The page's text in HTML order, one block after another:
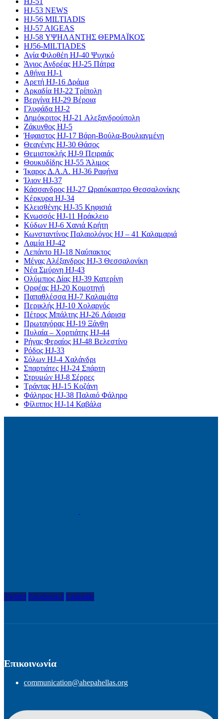
HJ-53 NEWS
HJ-56 MILTIADIS
HJ-57 AIGEAS
HJ-58 ΥΨΗΛΑΝΤΗΣ ΘΕΡΜΑΪΚΟΣ
HJ56-MILTIADES
Αγία Φιλοθέη HJ-40 Ψυχικό
Άγιος Ανδρέας HJ-25 Πάτρα
Αθήνα HJ-1
Αρετή HJ-16 Δράμα
Αρκαδία HJ-22 Τρίπολη
Βεργίνα HJ-29 Βέροια
Γλυφάδα HJ-2
Δημόκριτος HJ-21 Αλεξανδρούπολη
Ζάκυνθος HJ-5
Ήφαιστος HJ-17 Βάρη-Βούλα-Βουλιαγμένη
Θεαγένης HJ-30 Θάσος
Θεμιστοκλής HJ-9 Πειραιάς
Θουκυδίδης HJ-55 Άλιμος
Ίκαρος Δ.Α.Α. HJ-36 Ραφήνα
Ίλιον HJ-37
Κάσσανδρος HJ-27 Ωραιόκαστρο Θεσσαλονίκης
Κέρκυρα HJ-34
Κλεισθένης HJ-35 Κηφισιά
Κνωσσός HJ-11 Ηράκλειο
Κύδων HJ-6 Χανιά Κρήτη
Κωνσταντίνος Παλαιολόγος HJ – 41 Καλαμαριά
Λαμία HJ-42
Λεπάντο HJ-18 Ναύπακτος
Μέγας Αλέξανδρος HJ-3 Θεσσαλονίκη
Νέα Σμύρνη HJ-43
Ολύμπιος Δίας HJ-39 Κατερίνη
Ορφέας HJ-20 Κομοτηνή
Παπαθλέσσα HJ-7 Καλαμάτα
Περικλής HJ-10 Χολαργός
Πέτρος Μπάλτης HJ-26 Λάρισα
Πρωταγόρας HJ-19 Ξάνθη
Πυλαία – Χορτιάτης HJ-44
Ρήγας Φεραίος HJ-48 Βελεστίνο
Ρόδος HJ-33
Σόλων HJ-4 Χαλάνδρι
Σπαρτιάτες HJ-24 Σπάρτη
Στρυμών HJ-8 Σέρρες
Τράντας HJ-15 Κοζάνη
Φάληρος HJ-38 Παλαιό Φάληρο
Φίλιππος HJ-14 Καβάλα
Twitter Facebook-f Linkedin
Επικοινωνία
communication@ahepahellas.org